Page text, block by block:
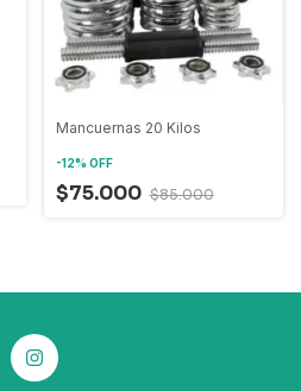
Mancuernas 20 Kilos
-12% OFF
$75.000 $85.000